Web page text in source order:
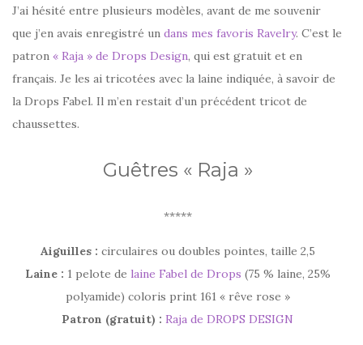
J’ai hésité entre plusieurs modèles, avant de me souvenir
que j’en avais enregistré un dans mes favoris Ravelry. C’est le
patron « Raja » de Drops Design, qui est gratuit et en
français. Je les ai tricotées avec la laine indiquée, à savoir de
la Drops Fabel. Il m’en restait d’un précédent tricot de
chaussettes.
Guêtres « Raja »
*****
Aiguilles : circulaires ou doubles pointes, taille 2,5
Laine : 1 pelote de laine Fabel de Drops (75 % laine, 25%
polyamide) coloris print 161 « rêve rose »
Patron (gratuit) : Raja de DROPS DESIGN